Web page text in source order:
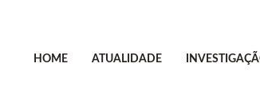
HOME ATUALIDADE